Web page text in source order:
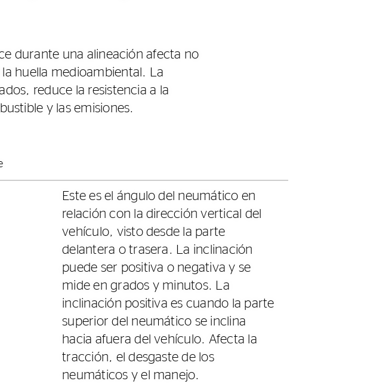
durante una alineación afecta no
huella medioambiental. La
reduce la resistencia a la
y las emisiones.
Este es el ángulo del neumático en
relación con la dirección vertical del
vehículo, visto desde la parte
delantera o trasera. La inclinación
puede ser positiva o negativa y se
mide en grados y minutos. La
inclinación positiva es cuando la parte
superior del neumático se inclina
hacia afuera del vehículo. Afecta la
tracción, el desgaste de los
neumáticos y el manejo.